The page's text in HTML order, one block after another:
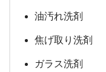
油汚れ洗剤
焦げ取り洗剤
ガラス洗剤